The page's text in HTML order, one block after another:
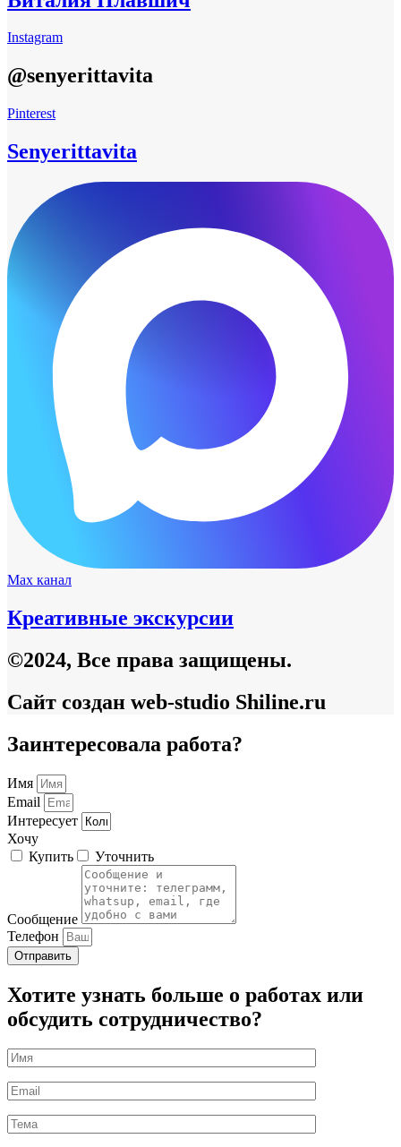
Instagram
@senyerittavita
Pinterest
Senyerittavita
Max канал
Креативные экскурсии
©2024, Все права защищены.
Сайт создан web-studio Shiline.ru
Заинтересовала работа?
Имя
Email
Интересует
Хочу
Купить
Уточнить
Сообщение
Телефон
Отправить
Хотите узнать больше о работах или
обсудить сотрудничество?